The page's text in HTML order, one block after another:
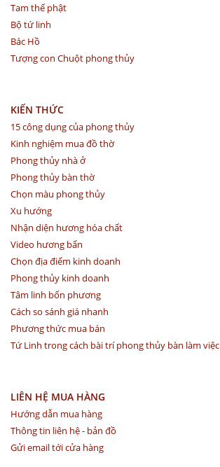
Tam thế phật
Bộ tứ linh
Bác Hồ
Tượng con Chuột phong thủy
KIẾN THỨC
15 công dụng của phong thủy
Kinh nghiệm mua đồ thờ
Phong thủy nhà ở
Phong thủy bàn thờ
Chọn màu phong thủy
Xu hướng
Nhận diện hương hóa chất
Video hương bẩn
Chọn địa điểm kinh doanh
Phong thủy kinh doanh
Tâm linh bốn phương
Cách so sánh giá nhanh
Phương thức mua bán
Tứ Linh trong cách bài trí phong thủy bàn làm việc
LIÊN HỆ MUA HÀNG
Hướng dẫn mua hàng
Thông tin liên hệ - bản đồ
Gửi email tới cửa hàng